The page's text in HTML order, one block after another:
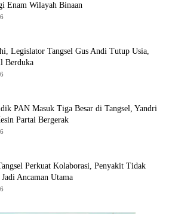
Enam Wilayah Binaan
Legislator Tangsel Gus Andi Tutup Usia,
Berduka
PAN Masuk Tiga Besar di Tangsel, Yandri
Partai Bergerak
Perkuat Kolaborasi, Penyakit Tidak
Ancaman Utama